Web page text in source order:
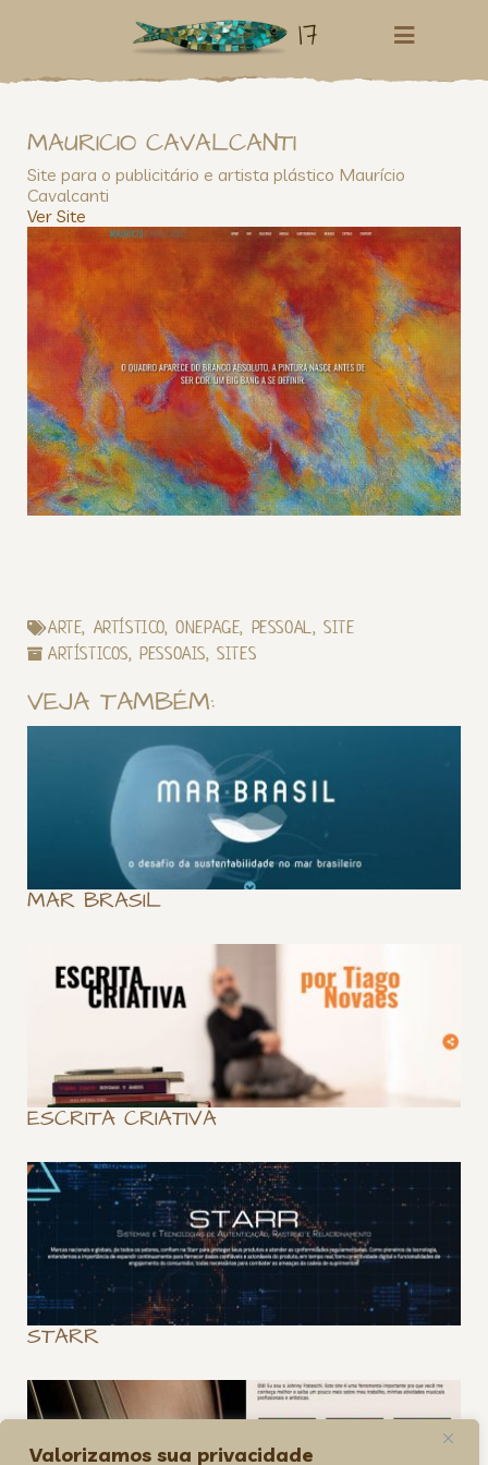
Valorizamos sua privacidade
17
MAURICIO CAVALCANTI
Site para o publicitário e artista plástico Maurício
Cavalcanti
Ver Site
ARTE, ARTÍSTICO,ONEPAGE, PESSOAL,SITE
ARTÍSTICOS,PESSOAIS,SITES
VEJA TAMBÉM:
MAR BRASIL
ESCRITA CRIATIVA
STARR